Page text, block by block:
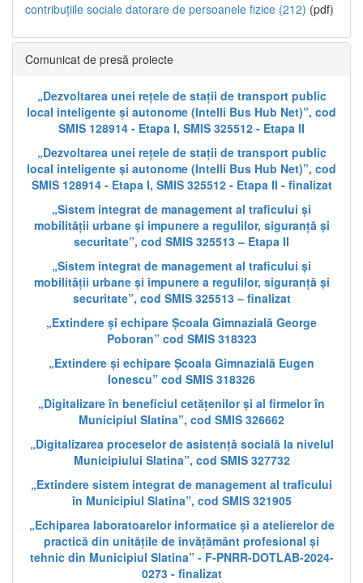
contribuțiile sociale datorare de persoanele fizice (212) (pdf)
Comunicat de presă proiecte
„Dezvoltarea unei rețele de stații de transport public
local inteligente și autonome (Intelli Bus Hub Net)”, cod
SMIS 128914 - Etapa I, SMIS 325512 - Etapa II
„Dezvoltarea unei rețele de stații de transport public
local inteligente și autonome (Intelli Bus Hub Net)”, cod
SMIS 128914 - Etapa I, SMIS 325512 - Etapa II - finalizat
„Sistem integrat de management al traficului și
mobilității urbane și impunere a regulilor, siguranță și
securitate”, cod SMIS 325513 – Etapa II
„Sistem integrat de management al traficului și
mobilității urbane și impunere a regulilor, siguranță și
securitate”, cod SMIS 325513 – finalizat
„Extindere și echipare Școala Gimnazială George
Poboran” cod SMIS 318323
„Extindere și echipare Școala Gimnazială Eugen
Ionescu” cod SMIS 318326
„Digitalizare în beneficiul cetățenilor și al firmelor în
Municipiul Slatina”, cod SMIS 326662
„Digitalizarea proceselor de asistență socială la nivelul
Municipiului Slatina”, cod SMIS 327732
„Extindere sistem integrat de management al traficului
în Municipiul Slatina”, cod SMIS 321905
„Echiparea laboratoarelor informatice și a atelierelor de
practică din unitățile de învățământ profesional și
tehnic din Municipiul Slatina” - F-PNRR-DOTLAB-2024-
0273 - finalizat